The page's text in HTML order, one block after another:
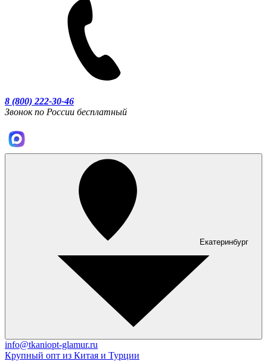
8 (800) 222-30-46
Звонок по России бесплатный
Екатеринбург
info@tkaniopt-glamur.ru
Крупный опт из Китая и Турции